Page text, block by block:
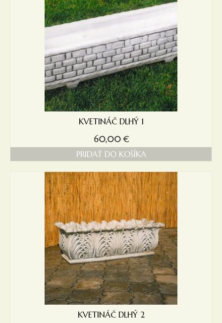
KVETINÁČ DLHÝ 1
60,00€
PRIDAŤ DO KOŠÍKA
KVETINÁČ DLHÝ 2